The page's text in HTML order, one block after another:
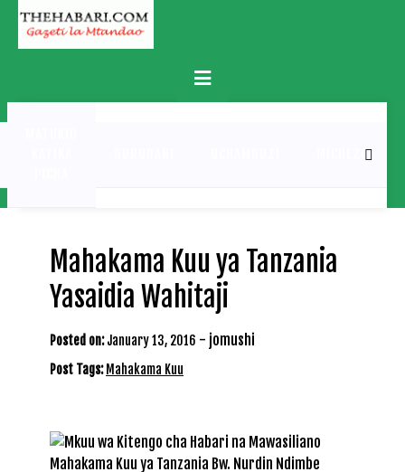
Skip
content
Primary
Menu
MICHEZO
Mahakama Kuu ya Tanzania
Yasaidia Wahitaji
Posted on: January 13, 2016 - jomushi
Post Tags: Mahakama Kuu